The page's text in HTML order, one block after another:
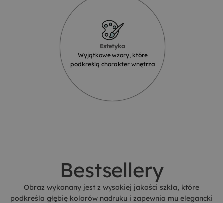
Estetyka
Wyjątkowe wzory, które
podkreślą charakter wnętrza
Bestsellery
Obraz wykonany jest z wysokiej jakości szkła, które
podkreśla głębię kolorów nadruku i zapewnia mu elegancki